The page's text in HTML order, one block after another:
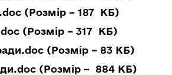
(Розмір – 187 КБ)
(Розмір – 317 КБ)
(Розмір – 83 КБ)
(Розмір – 884 КБ)